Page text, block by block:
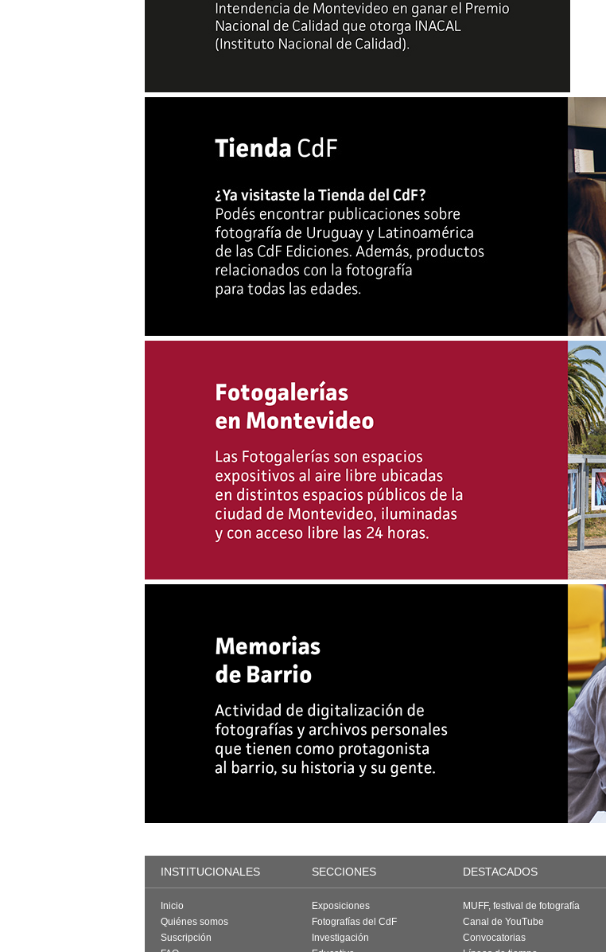
INSTITUCIONALES SECCIONES DESTACADOS
Inicio
Quiénes somos
Suscripción
Exposiciones
Fotografías del CdF
Investigación
MUFF, festival de fotografía
Canal de YouTube
Convocatorias